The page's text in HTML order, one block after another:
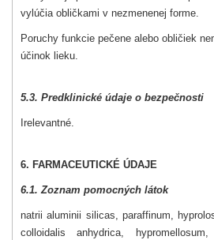
vylúčia obličkami v nezmenenej forme.
Poruchy funkcie pečene alebo obličiek
účinok lieku.
5.3. Predklinické údaje o bezpečnosti
Irelevantné.
6. FARMACEUTICKÉ ÚDAJE
6.1. Zoznam pomocných látok
natrii aluminii silicas, paraffinum,
colloidalis anhydrica,